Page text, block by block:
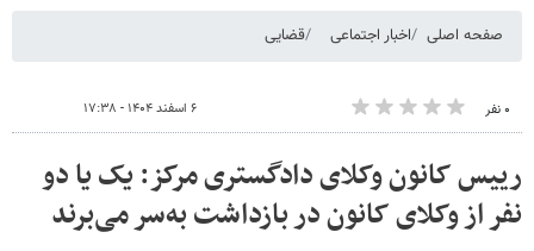
صفحه اصلی اخبار اجتماعی قضایی
۰ نفر ۶ اسفند ۱۴۰۴ - ۱۷:۳۸
رییس کانون وکلای دادگستری مرکز: یک یا دو
نفر از وکلای کانون در بازداشت به‌سر می‌برند